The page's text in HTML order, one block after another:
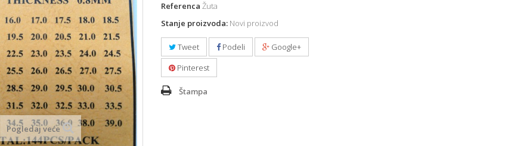
Pogledaj veće
Referenca Žuta
Stanje proizvoda: Novi proizvod
Tweet Podeli
Google+
Pinterest
Štampa